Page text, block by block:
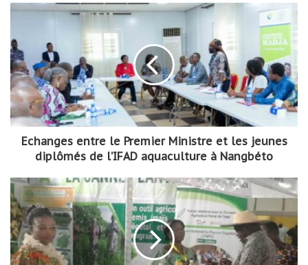
Echanges entre le Premier Ministre et les jeunes
diplômés de l’IFAD aquaculture à Nangbéto